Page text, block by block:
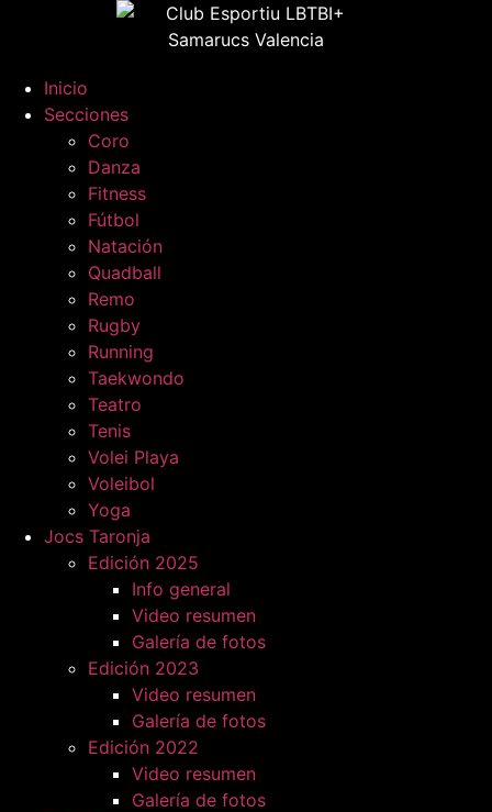
Inicio
Secciones
Coro
Danza
Fitness
Fútbol
Natación
Quadball
Remo
Rugby
Running
Taekwondo
Teatro
Tenis
Volei Playa
Voleibol
Yoga
Jocs Taronja
Edición 2025
Info general
Video resumen
Galería de fotos
Edición 2023
Video resumen
Galería de fotos
Edición 2022
Video resumen
Galería de fotos